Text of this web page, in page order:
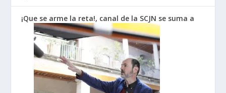
¡Que se arme la reta!, canal de la SCJN se suma a